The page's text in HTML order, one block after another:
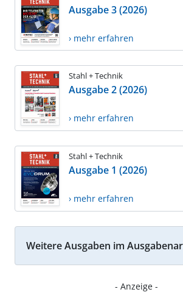
Ausgabe 3 (2026)
› mehr erfahren
Stahl + Technik
Ausgabe 2 (2026)
› mehr erfahren
Stahl + Technik
Ausgabe 1 (2026)
› mehr erfahren
Weitere Ausgaben im
- Anzeige -